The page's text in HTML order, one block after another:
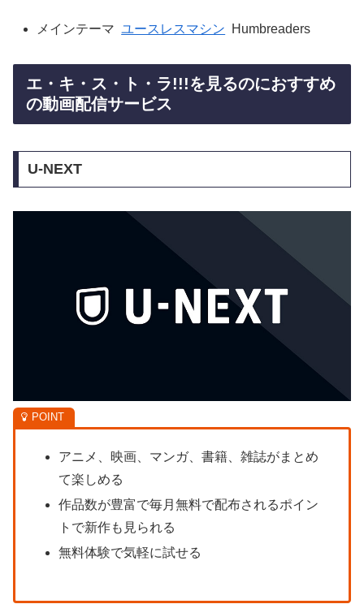
メインテーマ ユースレスマシン Humbreaders
エ・キ・ス・ト・ラ!!!を見るのにおすすめ
の動画配信サービス
U-NEXT
アニメ、映画、マンガ、書籍、雑誌がまとめ
て楽しめる
作品数が豊富で毎月無料で配布されるポイン
トで新作も見られる
無料体験で気軽に試せる